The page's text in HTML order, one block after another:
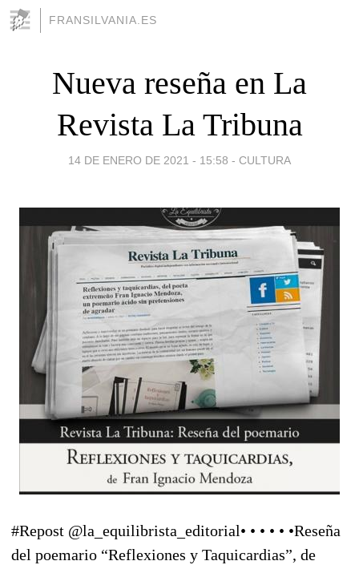
FRANSILVANIA.ES
Nueva reseña en La
Revista La Tribuna
14 DE ENERO DE 2021 - 15:58 - CULTURA
#Repost @la_equilibrista_editorial• • • • • •Reseña
del poemario “Reflexiones y Taquicardias”, de